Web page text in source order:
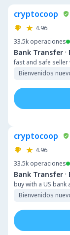
cryptocoop
4.96
33.5k operaciones
Bank Transfer ·
fast and safe seller
Bienvenidos
cryptocoop
4.96
33.5k operaciones
Bank Transfer ·
buy with a US bank
Bienvenidos